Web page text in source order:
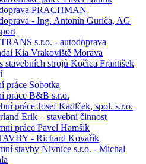
PRACHMAN
- Ing. Antonín Guriča, AG
s.r.o. - autodoprava
Kia Vrakoviště Morava
stavebních strojů Kočica František
práce Sobotka
práce B&B s.r.o.
práce Josef Kadlček, spol. s.r.o.
Erik – stavební činnost
práce Pavel Hamšík
- Richard Kovařík
stavby Nivnice s.r.o. - Michal